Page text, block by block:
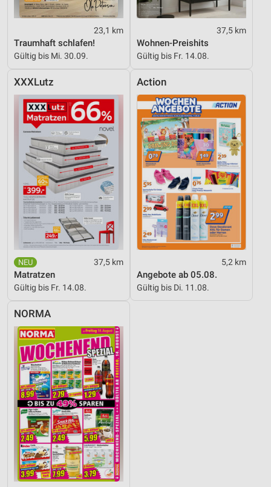
23,1 km
Traumhaft schlafen!
Gültig bis Mi. 30.09.
37,5 km
Wohnen-Preishits
Gültig bis Fr. 14.08.
XXXLutz
37,5 km
Matratzen
Gültig bis Fr. 14.08.
Action
5,2 km
Angebote ab 05.08.
Gültig bis Di. 11.08.
NORMA